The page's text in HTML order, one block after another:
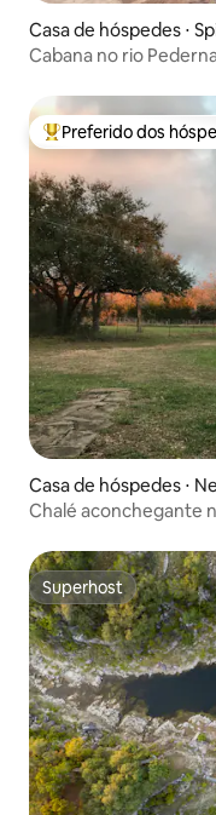
Casa de hóspedes ⋅
Cabana no rio
Entre os melhores
Preferido dos
Casa de hóspedes ⋅
Chalé aconchegante
Superhost
Superhost